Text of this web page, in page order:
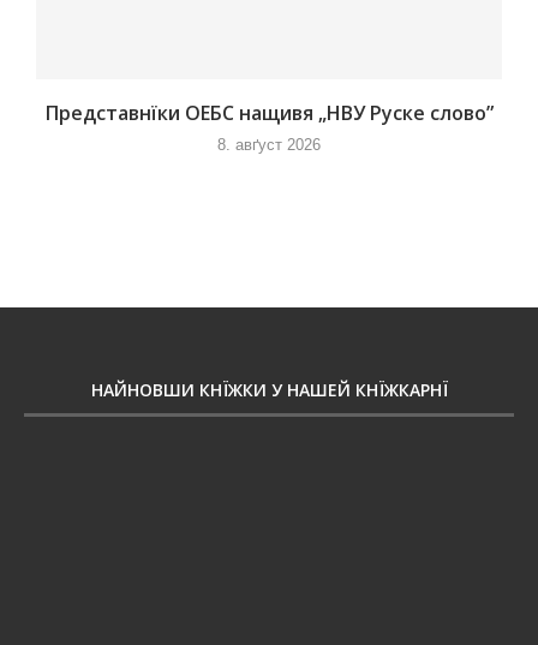
Представнїки ОЕБС нащивя „НВУ Руске слово”
8. авґуст 2026
НАЙНОВШИ КНЇЖКИ У НАШЕЙ КНЇЖКАРНЇ